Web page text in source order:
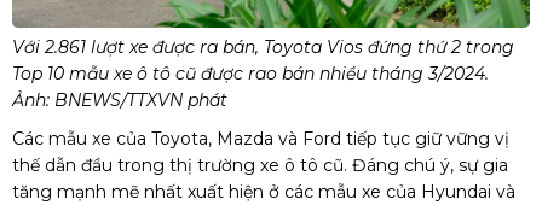
Với 2.861 lượt xe được ra bán, Toyota Vios đứng thứ 2 trong
Top 10 mẫu xe ô tô cũ được rao bán nhiều tháng 3/2024.
Ảnh: BNEWS/TTXVN phát
Các mẫu xe của Toyota, Mazda và Ford tiếp tục giữ vững vị
thế dẫn đầu trong thị trường xe ô tô cũ. Đáng chú ý, sự gia
tăng mạnh mẽ nhất xuất hiện ở các mẫu xe của Hyundai và